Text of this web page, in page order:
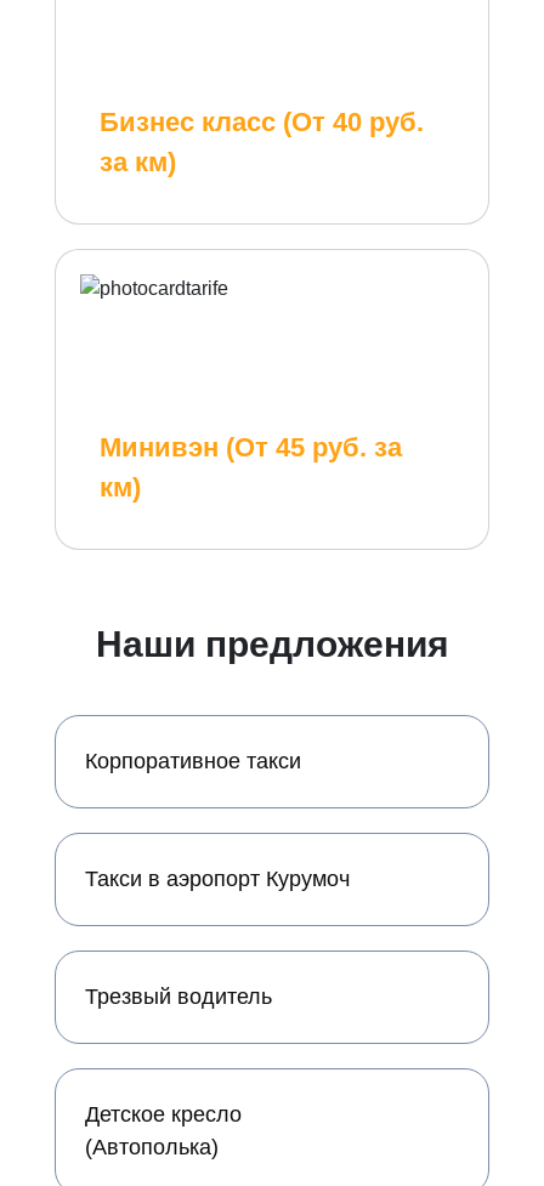
Бизнес класс (От 40 руб.
за км)
Минивэн (От 45 руб. за
км)
Наши предложения
Корпоративное такси
Такси в аэропорт Курумоч
Трезвый водитель
Детское кресло
(Автополька)